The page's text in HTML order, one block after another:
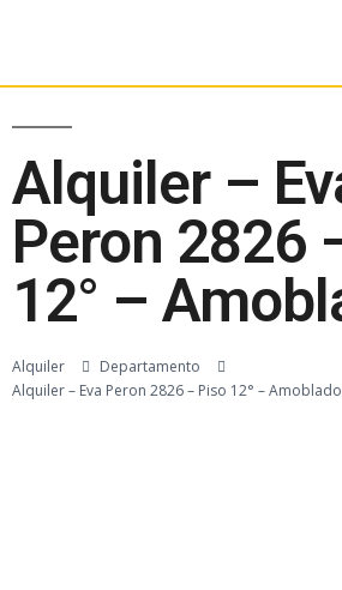
Alquiler –
Peron 2826
12° –
Alquiler
Departamento
Alquiler – Eva Peron 2826 – Piso 12° – Amoblado